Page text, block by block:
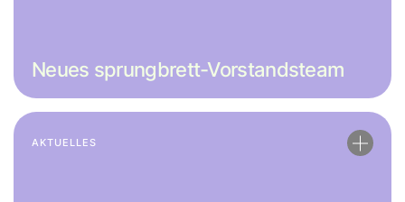
Neues sprungbrett-Vorstandsteam
AKTUELLES